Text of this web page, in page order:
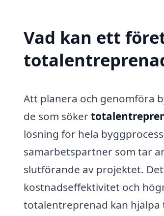
Vad kan ett
Att planera och genomföra
de som söker
lösning för hela
samarbetspartner som tar
slutförande av projektet.
kostnadseffektivitet och
totalentreprenad kan hjälpa